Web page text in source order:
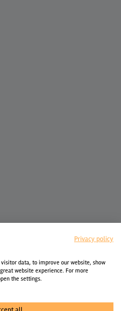
Privacy policy
data, to improve our website, show
website experience. For more
the settings.